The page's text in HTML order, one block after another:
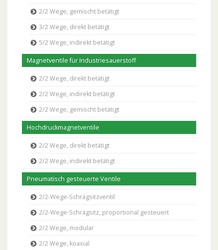
2/2 Wege, gemischt betätigt
3/2 Wege, direkt betätigt
5/2 Wege, indirekt betätigt
Magnetventile für Industriesauerstoff
2/2 Wege, direkt betätigt
2/2 Wege, indirekt betätigt
2/2 Wege, gemischt betätigt
Hochdruckmagnetventile
2/2 Wege, direkt betätigt
2/2 Wege, indirekt betätigt
Pneumatisch gesteuerte Ventile
2/2-Wege-Schrägsitzventil
2/2-Wege-Schrägsitz, proportional gesteuert
2/2 Wege, modular
2/2 Wege, koaxial